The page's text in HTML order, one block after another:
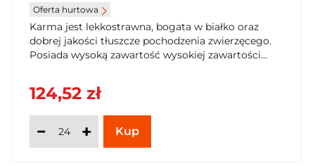
Oferta hurtowa
Karma jest lekkostrawna, bogata w białko oraz
dobrej jakości tłuszcze pochodzenia zwierzęcego.
Posiada wysoką zawartość wysokiej zawartości...
124,52 zł